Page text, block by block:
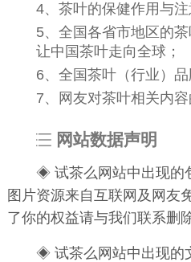
4、茶叶的保健作用与注
5、全国各省市地区的
让中国茶叶走向全球；
6、全国茶叶（行业）
7、网友对茶叶相关内容
网站数据声明
◈ 试茶么网站中出现的
图片资源来自互联网及网友
了你的权益请与我们联系删除
◈ 试茶么网站中出现的